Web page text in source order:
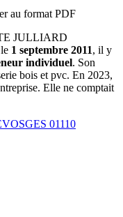
au format PDF
JULLIARD
1 septembre 2011, il y
individuel. Son
bois et pvc. En 2023,
Elle ne comptait
01110